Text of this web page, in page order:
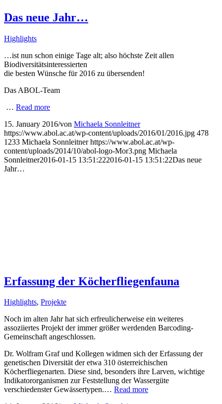
Das neue Jahr…
Highlights
…ist nun schon einige Tage alt; also höchste Zeit allen
Biodiversitätsinteressierten
die besten Wünsche für 2016 zu übersenden!
Das ABOL-Team
… Read more
15. January 2016/von Michaela Sonnleitner
https://www.abol.ac.at/wp-content/uploads/2016/01/2016.jpg 478
1233 Michaela Sonnleitner https://www.abol.ac.at/wp-
content/uploads/2014/10/abol-logo-Mor3.png Michaela
Sonnleitner2016-01-15 13:51:222016-01-15 13:51:22Das neue
Jahr…
Erfassung der Köcherfliegenfauna
Highlights, Projekte
Noch im alten Jahr hat sich erfreulicherweise ein weiteres
assoziiertes Projekt der immer größer werdenden Barcoding-
Gemeinschaft angeschlossen.
Dr. Wolfram Graf und Kollegen widmen sich der Erfassung der
genetischen Diversität der etwa 310 österreichischen
Köcherfliegenarten. Diese sind, besonders ihre Larven, wichtige
Indikatororganismen zur Feststellung der Wassergüte
verschiedenster Gewässertypen.… Read more